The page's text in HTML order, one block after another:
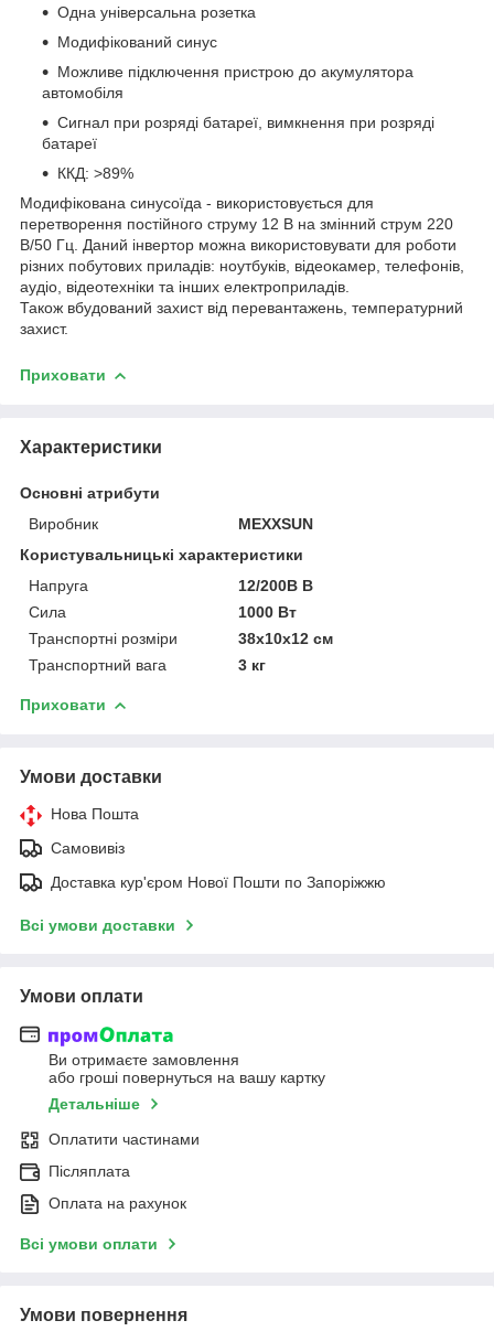
Одна універсальна розетка
Модифікований синус
Можливе підключення пристрою до акумулятора
автомобіля
Сигнал при розряді батареї, вимкнення при розряді
батареї
ККД: >89%
Модифікована синусоїда - використовується для
перетворення постійного струму 12 В на змінний струм 220
В/50 Гц. Даний інвертор можна використовувати для роботи
різних побутових приладів: ноутбуків, відеокамер, телефонів,
аудіо, відеотехніки та інших електроприладів.
Також вбудований захист від перевантажень, температурний
захист.
Приховати
Характеристики
Основні атрибути
Виробник
MEXXSUN
Користувальницькі характеристики
Напруга
12/200В В
Сила
1000 Вт
Транспортні розміри
38x10x12 см
Транспортний вага
3 кг
Приховати
Умови доставки
Нова Пошта
Самовивіз
Доставка кур'єром Нової Пошти по Запоріжжю
Всі умови доставки
Умови оплати
Ви отримаєте замовлення
або гроші повернуться на вашу картку
Детальніше
Оплатити частинами
Післяплата
Оплата на рахунок
Всі умови оплати
Умови повернення